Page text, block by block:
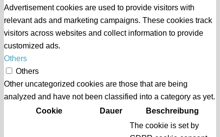
Advertisement cookies are used to provide visitors with
relevant ads and marketing campaigns. These cookies track
visitors across websites and collect information to provide
customized ads.
Others
Others
Other uncategorized cookies are those that are being
analyzed and have not been classified into a category as yet.
Cookie
Dauer
Beschreibung
The cookie is set by